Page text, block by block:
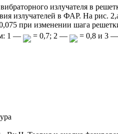
излучателя в
излучателей в ФАР. На рис.
при изменении шага
1 —
= 0,7; 2 — = 0,8 и 3 —